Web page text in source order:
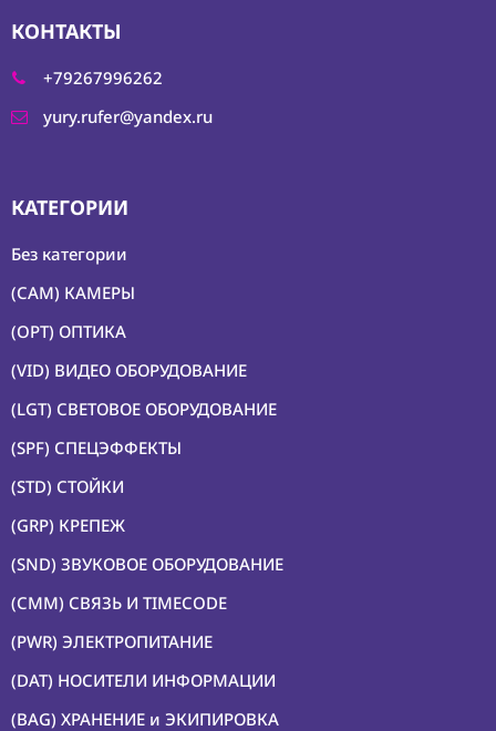
КОНТАКТЫ
+79267996262
yury.rufer@yandex.ru
КАТЕГОРИИ
Без категории
(CAM) КАМЕРЫ
(OPT) ОПТИКА
(VID) ВИДЕО ОБОРУДОВАНИЕ
(LGT) СВЕТОВОЕ ОБОРУДОВАНИЕ
(SPF) СПЕЦЭФФЕКТЫ
(STD) СТОЙКИ
(GRP) КРЕПЕЖ
(SND) ЗВУКОВОЕ ОБОРУДОВАНИЕ
(CMM) СВЯЗЬ И TIMECODE
(PWR) ЭЛЕКТРОПИТАНИЕ
(DAT) НОСИТЕЛИ ИНФОРМАЦИИ
(BAG) ХРАНЕНИЕ и ЭКИПИРОВКА